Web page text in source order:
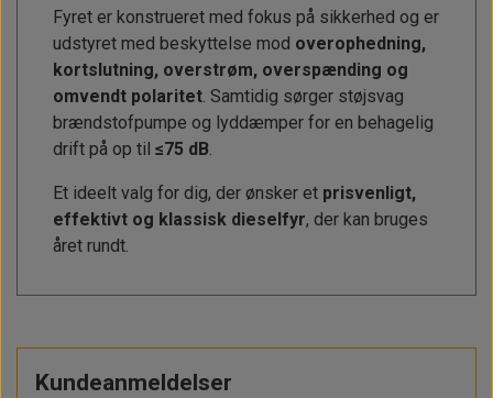
Fyret er konstrueret med fokus på sikkerhed og er
udstyret med beskyttelse mod overophedning,
kortslutning, overstrøm, overspænding og
omvendt polaritet. Samtidig sørger støjsvag
brændstofpumpe og lyddæmper for en behagelig
drift på op til ≤75 dB.
Et ideelt valg for dig, der ønsker et prisvenligt,
effektivt og klassisk dieselfyr, der kan bruges
året rundt.
Kundeanmeldelser